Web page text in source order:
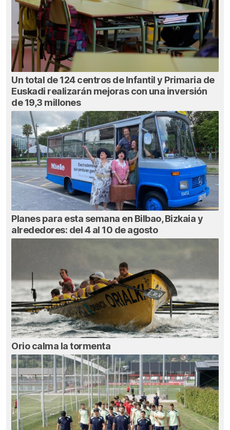
Un total de 124 centros de Infantil y Primaria de
Euskadi realizarán mejoras con una inversión
de 19,3 millones
Planes para esta semana en Bilbao, Bizkaia y
alrededores: del 4 al 10 de agosto
Orio calma la tormenta